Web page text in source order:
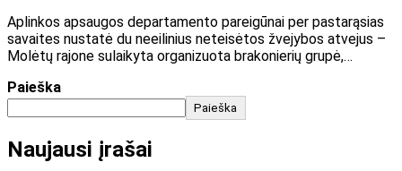
Aplinkos apsaugos departamento pareigūnai per pastarąsias
savaites nustatė du neeilinius neteisėtos žvejybos atvejus –
Molėtų rajone sulaikyta organizuota brakonierių grupė,…
Paieška
Paieška
Naujausi įrašai